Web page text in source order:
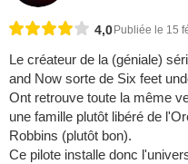
4,0 Publiée le 15
Le créateur de la (géniale)
and Now sorte de Six feet
Ont retrouve toute la même
une famille plutôt libéré de
Robbins (plutôt bon).
Ce pilote installe donc